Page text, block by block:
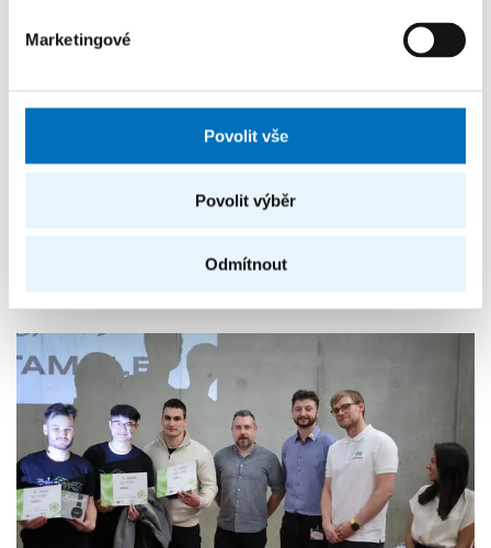
Marketingové
Povolit vše
Povolit výběr
Odmítnout